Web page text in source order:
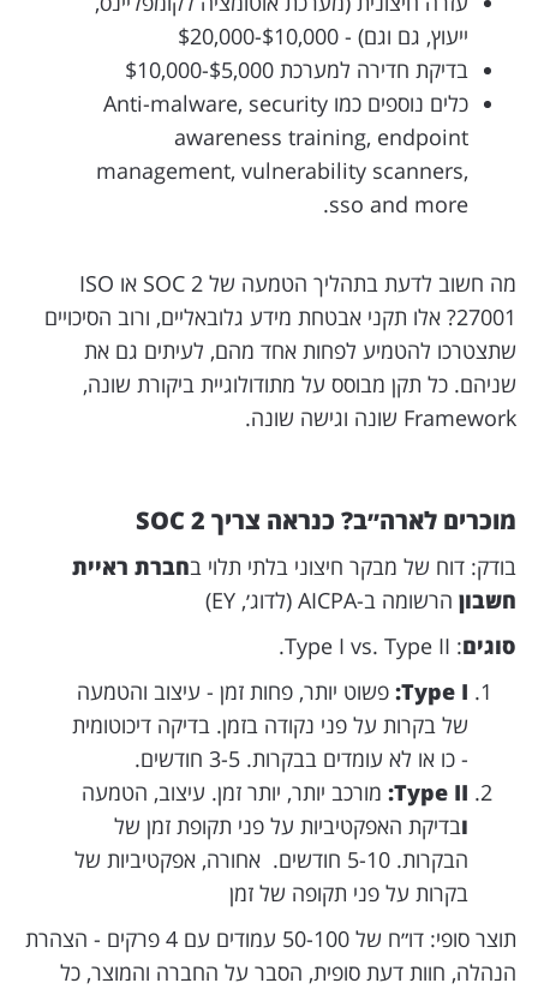
ייעוץ, גם וגם) - $10,000-$20,000
בדיקת חדירה למערכת $5,000-$10,000
כלים נוספים כמו Anti-malware, security
awareness training, endpoint
management, vulnerability scanners,
sso and more.
מה חשוב לדעת בתהליך הטמעה של SOC 2 או ISO
27001? אלו תקני אבטחת מידע גלובאליים, ורוב הסיכויים
שתצטרכו להטמיע לפחות אחד מהם, לעיתים גם את
שניהם. כל תקן מבוסס על מתודולוגיית ביקורת שונה,
Framework שונה וגישה שונה.
מוכרים לארה״ב? כנראה צריך SOC 2
בודק: דוח של מבקר חיצוני בלתי תלוי בחברת ראיית
חשבון הרשומה ב-AICPA (לדוג׳, EY)
סוגים: Type I vs. Type II.
Type I: פשוט יותר, פחות זמן - עיצוב והטמעה
של בקרות על פני נקודה בזמן. בדיקה דיכוטומית
- כו או לא עומדים בבקרות. 3-5 חודשים.
Type II: מורכב יותר, יותר זמן. עיצוב, הטמעה
ובדיקת האפקטיביות על פני תקופת זמן של
הבקרות. 5-10 חודשים.
אחורה, אפקטיביות של
בקרות על פני תקופה של זמן
תוצר סופי: דו״ח של 50-100 עמודים עם 4 פרקים - הצהרת
הנהלה, חוות דעת סופית, הסבר על החברה והמוצר, כל